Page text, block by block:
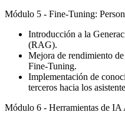
Módulo 5 - Fine-Tuning:
Introducción a la
(RAG).
Mejora de rendimiento de
Fine-Tuning.
Implementación de
terceros hacia los
Módulo 6 - Herramientas de